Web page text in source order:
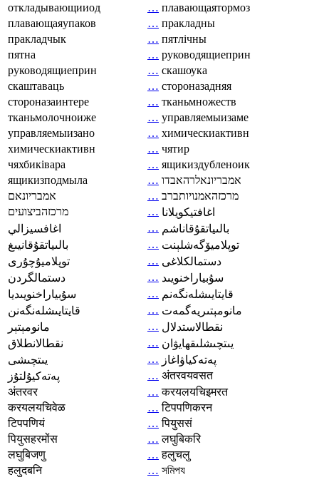
откладывающииод
… плавающаятормоз
плавающаяупаков
… пракладны
пракладчык
… пятлічны
пятна
… руководящиеприн
руководящиеприн
… скашоука
скаштаваць
… стороназадняя
стороназаинтере
… тканьмножеств
тканьмолочноиже
… управляемыизаме
управляемыизано
… химическиактивн
химическиактивн
… чятир
чяхбиківара
… ящикиздубленоик
ящикизподмыла
… אמבריונאלרהאבדו
אמבריונאם
… מרכזהאמנויותברב
מרכזהביצועים
… اغافتيكويلانا
اغافسيزالي
… بالىياتقۇقاناشم
بالىياتقۇقانيىغ
… توپلاميۆگەشلېنت
توپلاميۇچۇرى
… دستمالکلاغی
دستمالگردن
… سۇبياراخنويىد
سۇبياراخنويىديا
… قايتايىشلەنگەنم
قايتايىشلەنگەنن
… مانومېتىريەگمەت
مانومېتېر
… نقطالاستدلال
نقطالانطلاق
… يىتچىشلىقھايۋان
يىتچىشى
… پەتەكياۋاغاز
پەتەكيۇلتۇز
… अंतरवयवसत
अंतरवर
… करयलयचिइमरत
करयलयचिवेळ
… टिपपणिकरन
टिपपणियं
… पियुससं
पियुसहरमोंस
… लघुबिकरि
लघुबिजणु
… हलुचलु
हलुदबनि
… সমিপয